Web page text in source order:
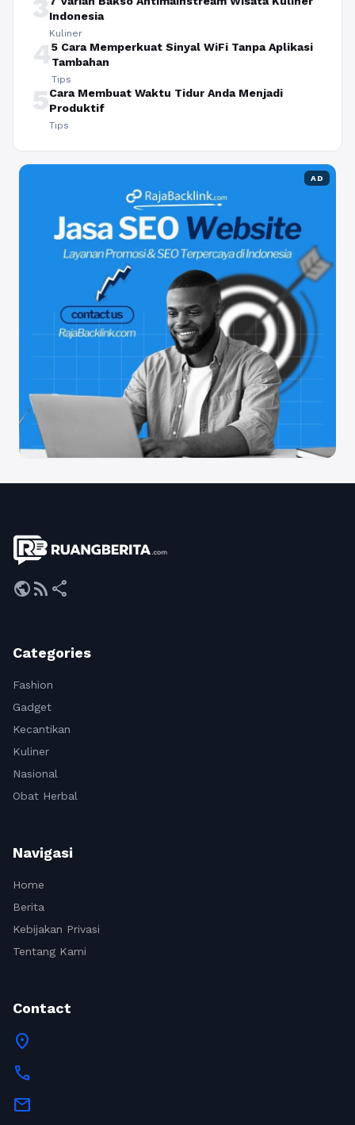
3Indonesia
Kuliner
45 Cara Memperkuat Sinyal WiFi Tanpa Aplikasi
Tambahan
Tips
5Cara Membuat Waktu Tidur Anda Menjadi
Produktif
Tips
AD
publicrss_feed share
Categories
Fashion
Gadget
Kecantikan
Kuliner
Nasional
Obat Herbal
Navigasi
Home
Berita
Kebijakan Privasi
Tentang Kami
Contact
location_on
call
mail